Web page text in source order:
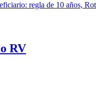
regla de 10 años,
RV